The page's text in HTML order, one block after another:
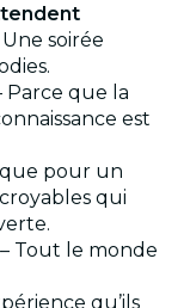
soirée
Parce que la
est
pour un
qui
Tout le monde
qu’ils